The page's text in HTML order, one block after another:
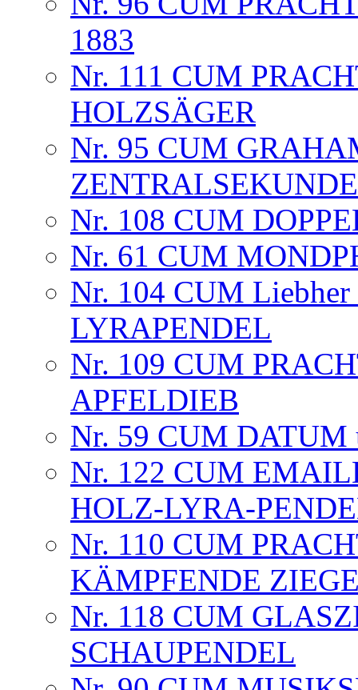
1883
Nr. 111 CUM
HOLZSÄGER
Nr. 95 CUM
Nr. 108 CUM
Nr. 61 CUM
Nr. 104 CUM
LYRAPENDEL
Nr. 109 CUM
APFELDIEB
Nr. 59 CUM DATUM
Nr. 122 CUM
HOLZ-LYRA-
Nr. 110 CUM
KÄMPFENDE
Nr. 118 CUM
SCHAUPENDEL